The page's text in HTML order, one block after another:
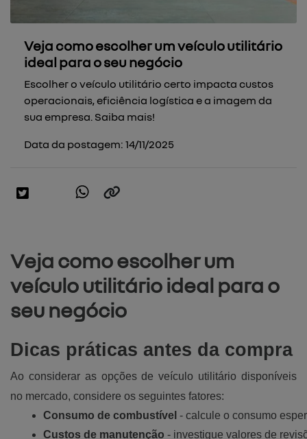
Veja como escolher um veículo utilitário
ideal para o seu negócio
Escolher o veículo utilitário certo impacta custos
operacionais, eficiência logística e a imagem da
sua empresa. Saiba mais!
Data da postagem: 14/11/2025
Veja como escolher um
veículo utilitário ideal para o
seu negócio
Dicas práticas antes da compra
Ao considerar as opções de veículo utilitário disponíveis
no mercado, considere os seguintes fatores:
Consumo de combustível - calcule o consumo
Custos de manutenção - investigue valores de